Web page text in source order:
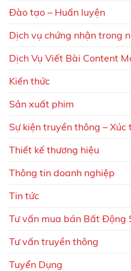
Đào tạo – Huấn luyện
Dịch vụ chứng nhận trong
Dịch Vụ Viết Bài Content
Kiến thức
Sản xuất phim
Sự kiện truyền thông –
Thiết kế thương hiệu
Thông tin doanh nghiệp
Tin tức
Tư vấn mua bán Bất Động
Tư vấn truyền thông
Tuyển Dụng